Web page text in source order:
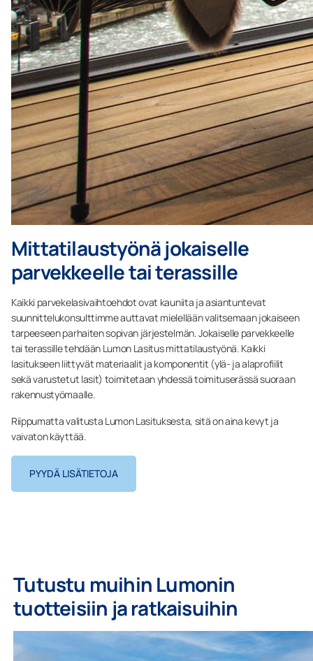
Mittatilaustyönä jokaiselle
parvekkeelle tai terassille
Kaikki parvekelasivaihtoehdot ovat kauniita ja asiantuntevat
suunnittelukonsulttimme auttavat mielellään valitsemaan jokaiseen
tarpeeseen parhaiten sopivan järjestelmän. Jokaiselle parvekkeelle
tai terassille tehdään Lumon Lasitus mittatilaustyönä. Kaikki
lasitukseen liittyvät materiaalit ja komponentit (ylä- ja alaprofiilit
sekä varustetut lasit) toimitetaan yhdessä toimituserässä suoraan
rakennustyömaalle.
Riippumatta valitusta Lumon Lasituksesta, sitä on aina kevyt ja
vaivaton käyttää.
PYYDÄ LISÄTIETOJA
Tutustu muihin Lumonin
tuotteisiin ja ratkaisuihin